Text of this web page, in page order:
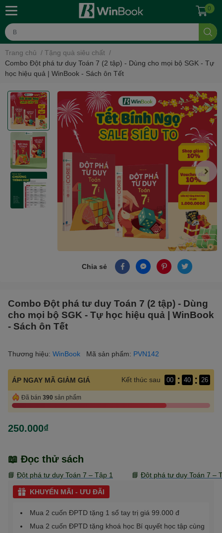
0
Trang chủ / Tặng quà siêu chất /
Combo Đột phá tư duy Toán 7 (2 tập) - Dùng cho mọi bộ SGK - Tự
học hiệu quả | WinBook - Sách ôn Tết
Chia sẻ
Combo Đột phá tư duy Toán 7 (2 tập) - Dùng
cho mọi bộ SGK - Tự học hiệu quả | WinBook
- Sách ôn Tết
Thương hiệu: WinBook Mã sản phẩm: PVN142
ÁP NGAY MÃ GIẢM GIÁ Kết thúc sau 00 : 40 : 25
Đã bán 390 sản phẩm
250.000₫
📖 Đọc thử sách
📘 Đột phá tư duy Toán 7 – Tập 1 📘 Đột phá tư duy Toán 7 –
KHUYẾN MÃI - ƯU ĐÃI
Mua 2 cuốn ĐPTD tặng 1 sổ tay trị giá 99.000 đ
Mua 2 cuốn ĐPTD tặng khoá học Bí quyết học tập cùng